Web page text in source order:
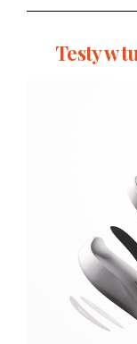
Testy w